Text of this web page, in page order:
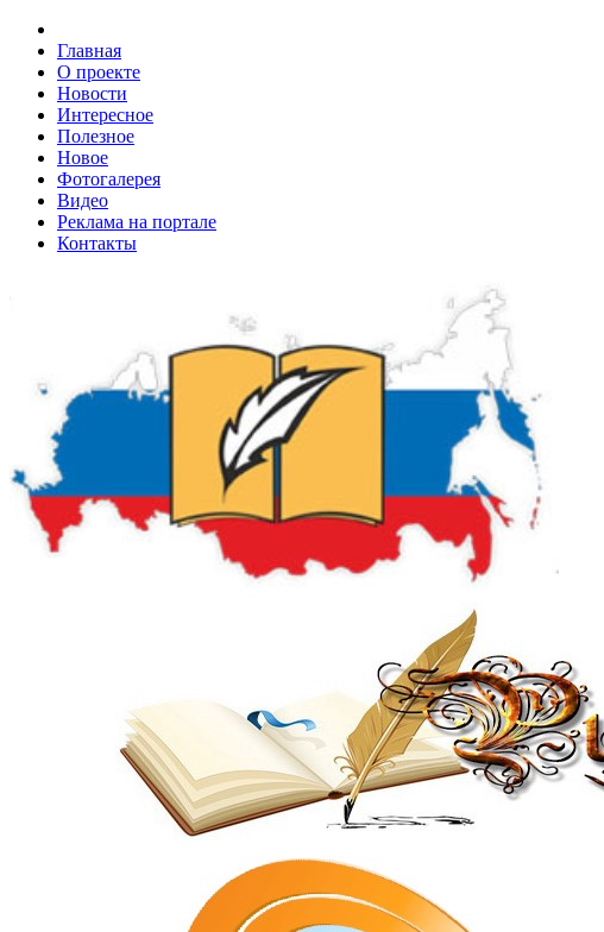
Главная
О проекте
Новости
Интересное
Полезное
Новое
Фотогалерея
Видео
Реклама на портале
Контакты